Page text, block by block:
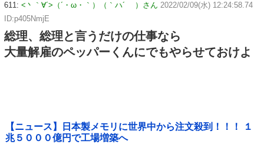
611: <丶｀∀´>（´・ω・｀）（｀ハ´ ）さん 2022/02/09(水) 12:24:58.74
ID:p405NmjE
総理、総理と言うだけの仕事なら
大量解雇のペッパーくんにでもやらせておけよ
【ニュース】日本製メモリに世界中から注文殺到！！！ １
兆５０００億円で工場増築へ